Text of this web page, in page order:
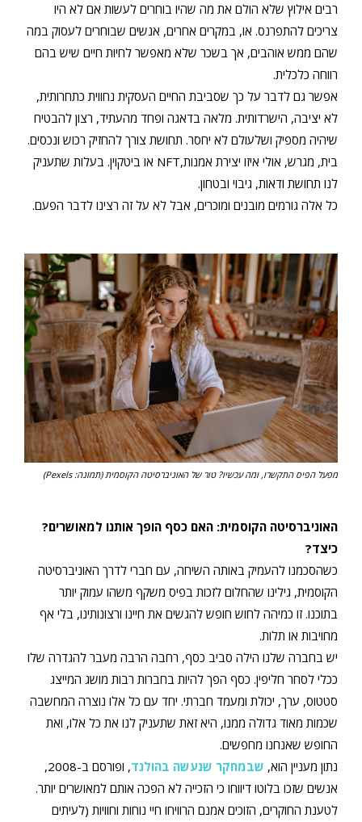
רבים אילוץ שלא הולם את מה שהיו בוחרים לעשות אם לא היו
צריכים להתפרנס. או, במקרים אחרים, אנשים שבוחרים לעסוק במה
שהם ממש אוהבים, אך בשכר שלא מאפשר לחיות חיים שיש בהם
רווחה כלכלית.
אפשר גם לדבר על כך שסביבת החיים העסקית נחווית כתחרותית,
לא יציבה, הישרדותית. מלאה בדאגה ופחד מהעתיד, רצון להבטיח
שיהיה מספיק ושלעולם לא יחסר. תחושת צורך להחזיק רכוש ונכסים.
בית, מגרש, אולי איזו יצירת אמנות,NFT או ביטקוין. בעלות שתעניק
לנו תחושת ודאות, גיבוי ובטחון.
כל אלה גורמים מובנים ומוכרים, אבל לא על זה רצינו לדבר הפעם.
מפעל הפיס התקשרו, ומה עכשיו? טור של האוניברסיטה הקוסמית (תמונה: Pexels)
האוניברסיטה הקוסמית: האם כסף הופך אותנו למאושרים?
כיצד?
כשהסכמנו להעמיק באותה השיחה, עם חברי לדרך האוניברסיטה
הקוסמית, גילינו שהחלום לזכות בפיס משקף משהו עמוק יותר
בתוכנו. זו כמיהה לחוש חופש להגשים את חיינו ורצונותינו, בלי אף
מחויבות או תלות.
יש בחברה שלנו הילה סביב כסף, רחבה הרבה מעבר להגדרה שלו
ככלי לסחר חליפין. כסף הפך להיות בחברות רבות מושג המייצג
סטטוס, ערך, יכולת ומעמד חברתי. יחד עם כל אלו נוצרה המחשבה
שכמות מאוד גדולה ממנו, היא זאת שתעניק לנו את כל אלו, ואת
החופש שאנחנו מחפשים.
נתון מעניין הוא, שבמחקר שנעשה בהולנד
, ופורסם ב-2008,
אנשים שזכו בלוטו דיווחו כי הזכייה לא הפכה אותם למאושרים יותר.
לטענת החוקרים, הזוכים אמנם הרוויחו חיי נוחות וחוויות (לעיתים